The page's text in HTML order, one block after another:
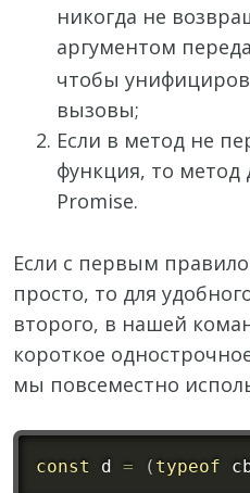
никогда не
аргументом
чтобы
вызовы;
Если в метод не
функция, то метод
Promise.
Если с первым
просто, то для
второго, в нашей
короткое
мы повсеместно
const d = ( typeof